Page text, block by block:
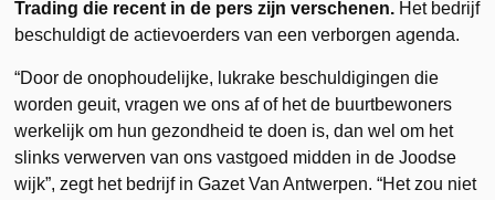
Trading die recent in de pers zijn verschenen. Het bedrijf
beschuldigt de actievoerders van een verborgen agenda.
“Door de onophoudelijke, lukrake beschuldigingen die
worden geuit, vragen we ons af of het de buurtbewoners
werkelijk om hun gezondheid te doen is, dan wel om het
slinks verwerven van ons vastgoed midden in de Joodse
wijk”, zegt het bedrijf in Gazet Van Antwerpen. “Het zou niet